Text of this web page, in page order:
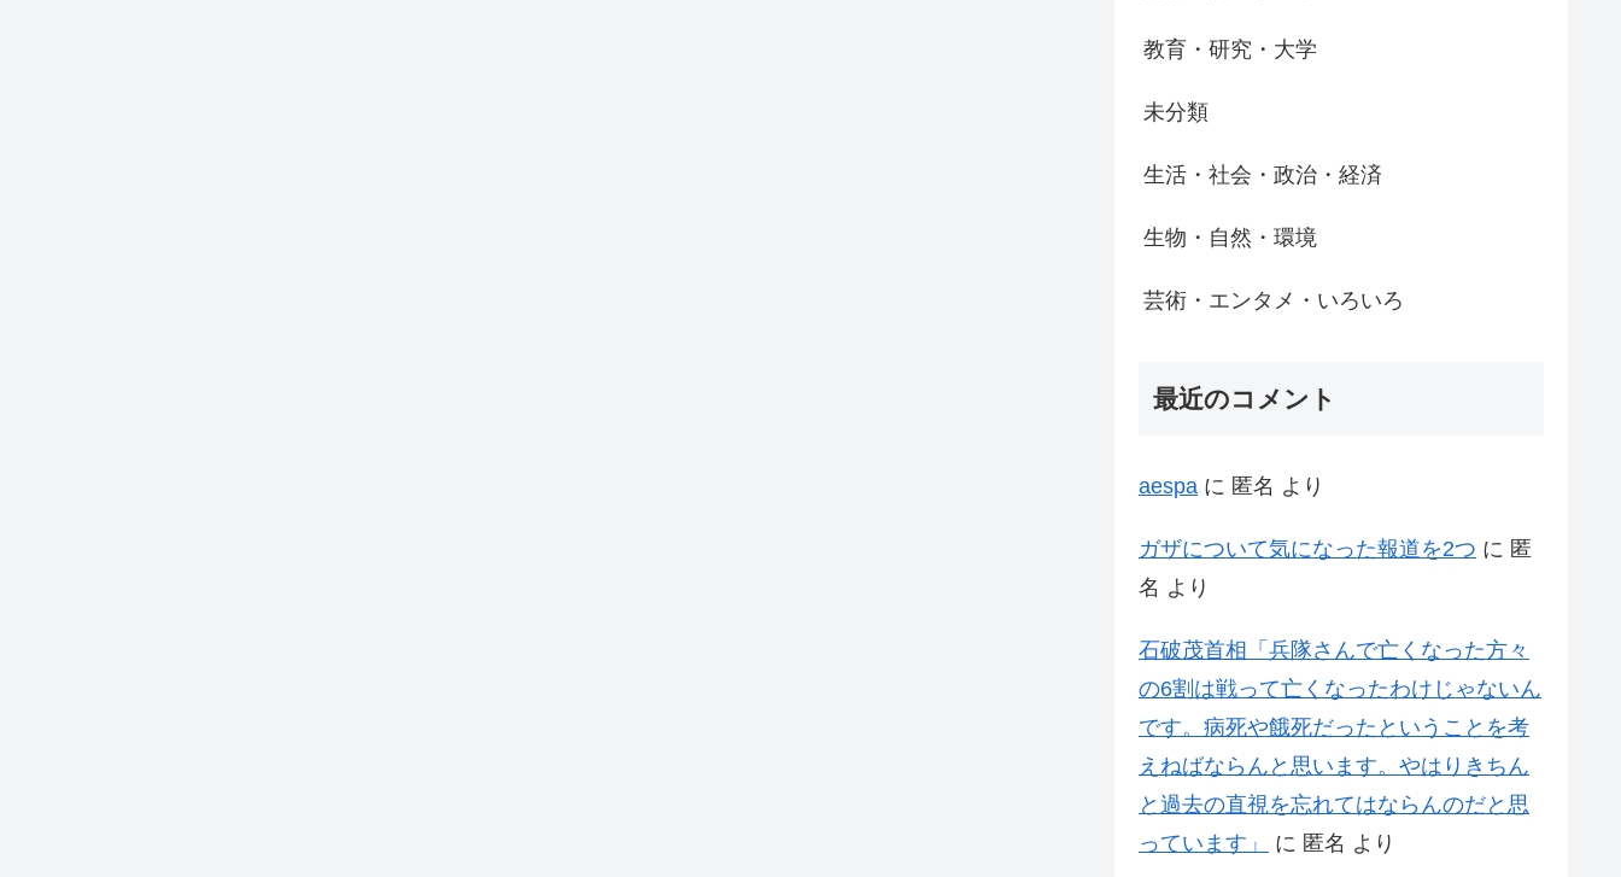
教育・研究・大学
未分類
生活・社会・政治・経済
生物・自然・環境
芸術・エンタメ・いろいろ
最近のコメント
aespa に 匿名 より
ガザについて気になった報道を2つ に 匿
名 より
石破茂首相「兵隊さんで亡くなった方々
の6割は戦って亡くなったわけじゃないん
です。病死や餓死だったということを考
えねばならんと思います。やはりきちん
と過去の直視を忘れてはならんのだと思
っています」
に 匿名 より